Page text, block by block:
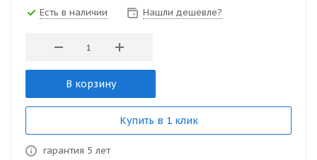
Есть в наличии Нашли дешевле?
В корзину
Купить в 1 клик
гарантия 5 лет